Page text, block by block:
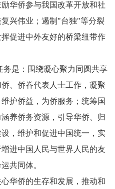
华侨参与我国改革开放和社
兴伟业；遏制"台独"等分裂
促进中外友好的桥梁纽带作
务是：围绕凝心聚力同圆共享
、侨眷代表人士工作，凝聚
护侨益，为侨服务；统筹国
养侨务资源，引导华侨、归
，维护和促进中国统一，实
进中国人民与世界人民的友
共同体。
华侨的生存和发展，推动和